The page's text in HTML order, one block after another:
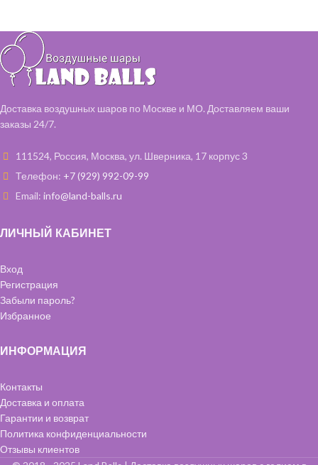
Шар "Горох" 35 см – 2 шт
Доставка воздушных шаров по Москве и МО. Доставляем ваши
заказы 24/7.
111524, Россия, Москва, ул. Шверника, 17 корпус 3
Телефон: +7 (929) 992-09-99
Email: info@land-balls.ru
ЛИЧНЫЙ КАБИНЕТ
Вход
Регистрация
Забыли пароль?
Избранное
ИНФОРМАЦИЯ
Контакты
Доставка и оплата
Гарантии и возврат
Политика конфиденциальности
Отзывы клиентов